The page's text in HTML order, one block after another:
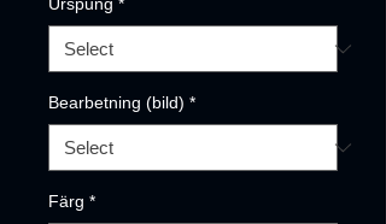
Bearbetning (bild) *
Färg *